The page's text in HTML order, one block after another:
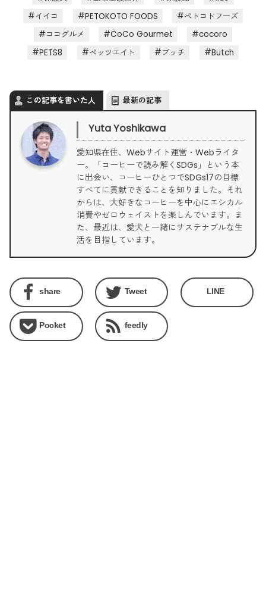
イイコ
PETOKOTO FOODS
ペトコトフーズ
ココグルメ
CoCo Gourmet
cocoro
PETS8
ペッツエイト ブッチ Butch
この記事を書いた人 最新の記事
Yuta Yoshikawa
愛知県在住、Webサイト運営・Webライタ
ー。「コーヒーで読み解くSDGs」という本
に出会い、コーヒーひとつでSDGs17の目標
すべてに貢献できることを知りました。それ
からは、大好きなコーヒーを中心にエシカル
消費やゼロウェイストを楽しんでいます。ま
た、最近は、愛犬と一緒にサステナブルな生
活を目指しています。
share Tweet LINE
Pocket feedly